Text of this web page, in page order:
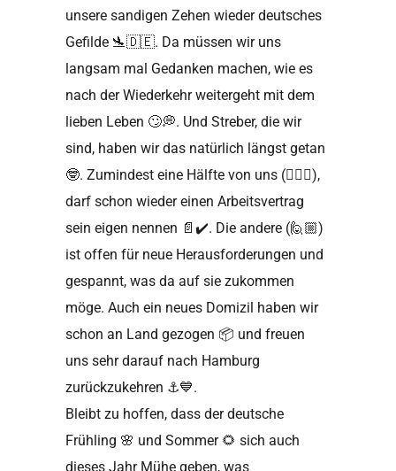
unsere sandigen Zehen wieder deutsches
Gefilde 🛬🇩🇪. Da müssen wir uns
langsam mal Gedanken machen, wie es
nach der Wiederkehr weitergeht mit dem
lieben Leben 🙄💭. Und Streber, die wir
sind, haben wir das natürlich längst getan
🤓. Zumindest eine Hälfte von uns (🙋🏻‍♂️),
darf schon wieder einen Arbeitsvertrag
sein eigen nennen 📄✔️. Die andere (🙋🏼)
ist offen für neue Herausforderungen und
gespannt, was da auf sie zukommen
möge. Auch ein neues Domizil haben wir
schon an Land gezogen 📦 und freuen
uns sehr darauf nach Hamburg
zurückzukehren ⚓️💙.
Bleibt zu hoffen, dass der deutsche
Frühling 🌸 und Sommer 🌻 sich auch
dieses Jahr Mühe geben, was